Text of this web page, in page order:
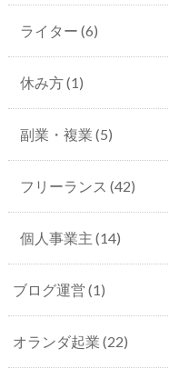
ライター (6)
休み方(1)
副業・複業 (5)
フリーランス (42)
個人事業主 (14)
ブログ運営 (1)
オランダ起業 (22)